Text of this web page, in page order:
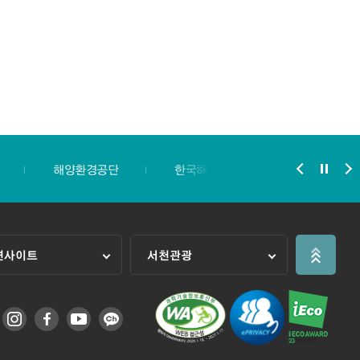
해양환경공단 한국해양교통안전공단 한
사이트 서천관광